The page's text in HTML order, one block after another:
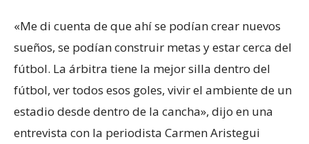
«Me di cuenta de que ahí se podían crear nuevos
sueños, se podían construir metas y estar cerca del
fútbol. La árbitra tiene la mejor silla dentro del
fútbol, ver todos esos goles, vivir el ambiente de un
estadio desde dentro de la cancha», dijo en una
entrevista con la periodista Carmen Aristegui